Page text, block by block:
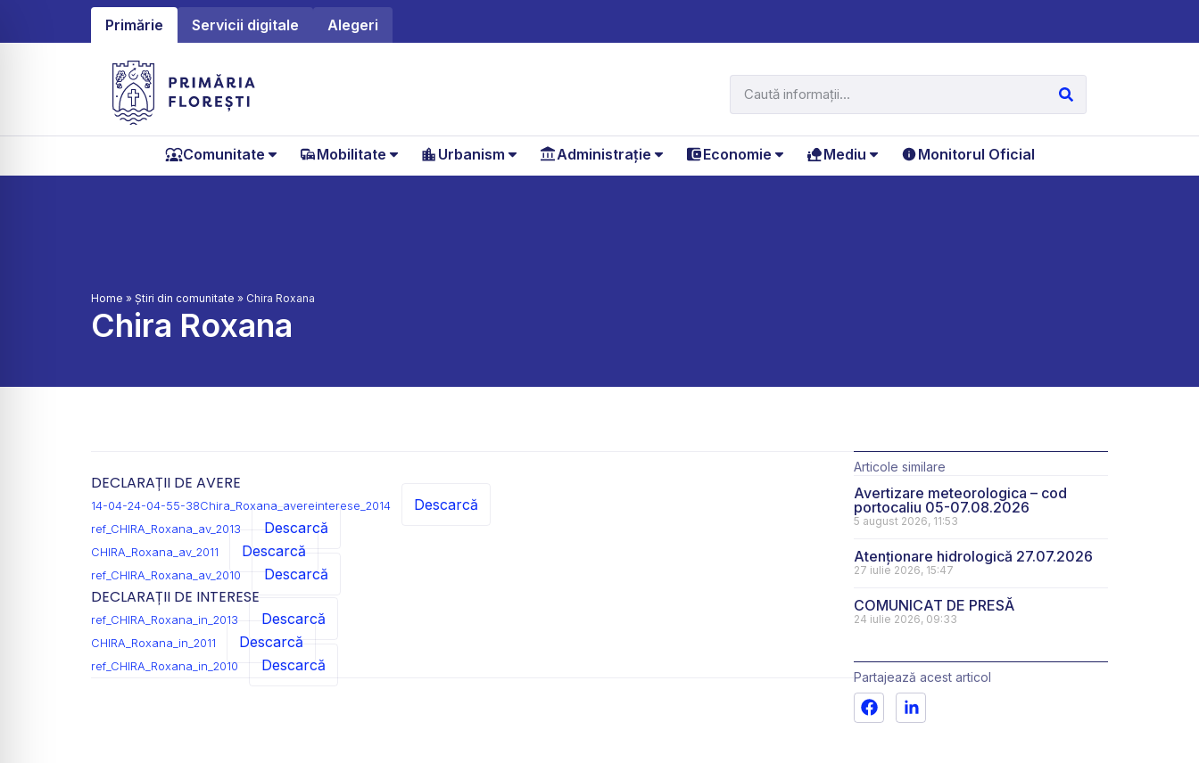
Primărie Servicii digitale Alegeri
Comunitate Mobilitate Urbanism Administrație Economie Mediu Monitorul Oficial
Home » Știri din comunitate » Chira Roxana
Chira Roxana
DECLARAȚII DE AVERE
14-04-24-04-55-38Chira_Roxana_avereinterese_2014 Descarcă
ref_CHIRA_Roxana_av_2013 Descarcă
CHIRA_Roxana_av_2011 Descarcă
ref_CHIRA_Roxana_av_2010 Descarcă
DECLARAȚII DE INTERESE
ref_CHIRA_Roxana_in_2013 Descarcă
CHIRA_Roxana_in_2011 Descarcă
ref_CHIRA_Roxana_in_2010 Descarcă
Articole similare
Avertizare meteorologica – cod
portocaliu 05-07.08.2026
5 august 2026, 11:53
Atenționare hidrologică 27.07.2026
27 iulie 2026, 15:47
COMUNICAT DE PRESĂ
24 iulie 2026, 09:33
Partajează acest articol